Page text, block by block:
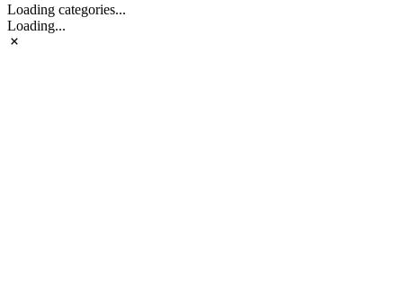
Loading categories...
Loading...